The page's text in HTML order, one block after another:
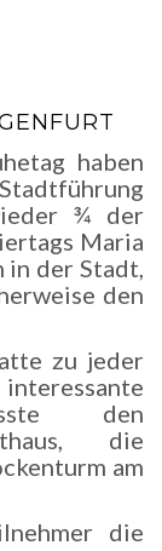
haben
¾ der
Maria
in der Stadt,
den
zu jeder
den
die
am
die